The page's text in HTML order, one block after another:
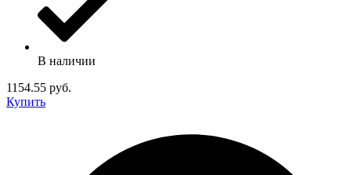
В наличии
1154.55 руб.
Купить